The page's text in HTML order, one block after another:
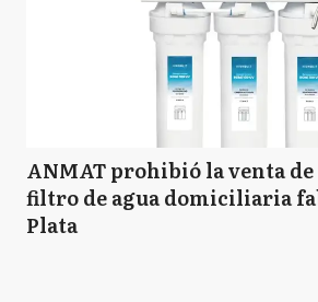
ANMAT prohibió la venta
filtro de agua domiciliaria
Plata